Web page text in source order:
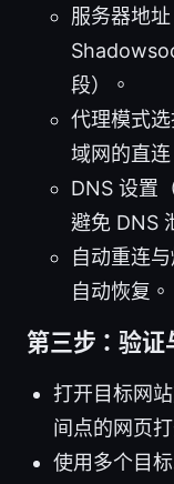
服务器地
段）。
代理模式
域网的直
DNS 设置
避免 DNS
自动重连
自动恢复。
第三步：验证
打开目标网
间点的网页
使用多个目